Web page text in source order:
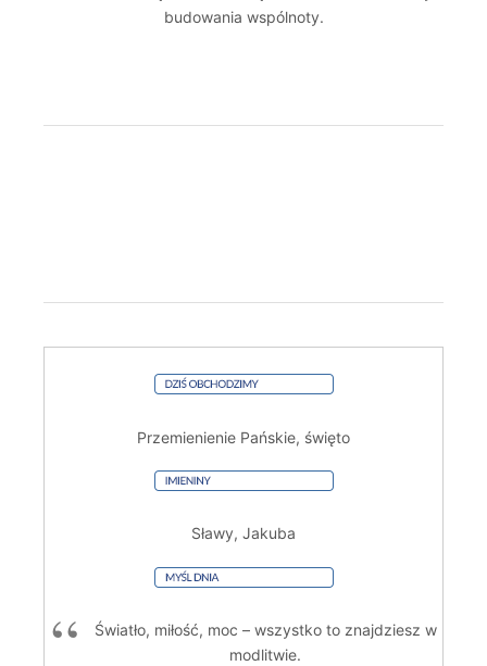
budowania wspólnoty.
Przemienienie Pańskie, święto
Sławy, Jakuba
Światło, miłość, moc – wszystko to znajdziesz w
modlitwie.